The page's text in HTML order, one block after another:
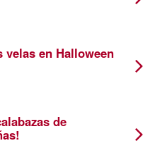
velas en Halloween
de